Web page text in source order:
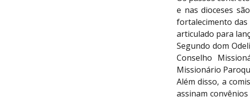
e nas dioceses
fortalecimento das
articulado para
Segundo dom
Conselho
Missionário
Além disso, a
assinam